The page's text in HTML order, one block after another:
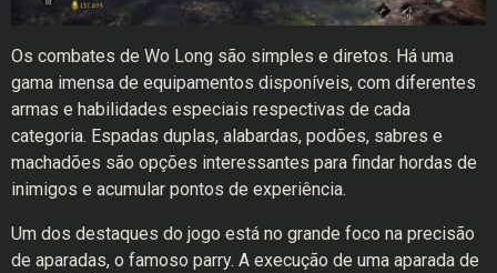
Os combates de Wo Long são simples e diretos. Há uma
gama imensa de equipamentos disponíveis, com diferentes
armas e habilidades especiais respectivas de cada
categoria. Espadas duplas, alabardas, podões, sabres e
machadões são opções interessantes para findar hordas de
inimigos e acumular pontos de experiência.
Um dos destaques do jogo está no grande foco na precisão
de aparadas, o famoso parry. A execução de uma aparada de